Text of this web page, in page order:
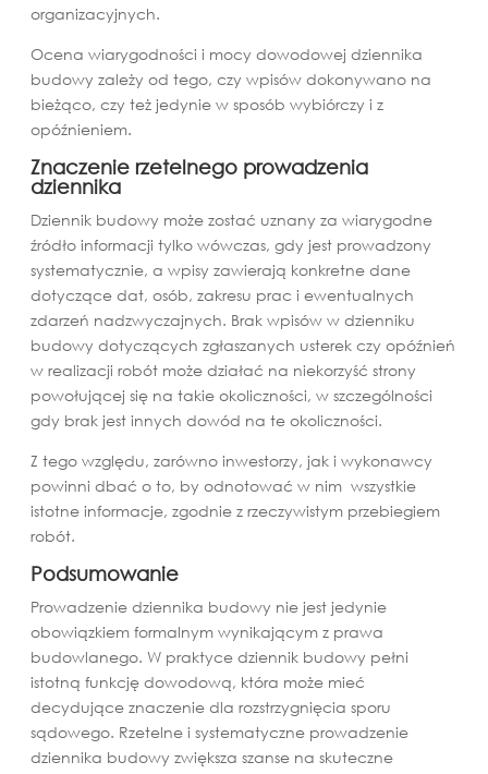
organizacyjnych.
Ocena wiarygodności i mocy dowodowej dziennika
budowy zależy od tego, czy wpisów dokonywano na
bieżąco, czy też jedynie w sposób wybiórczy i z
opóźnieniem.
Znaczenie rzetelnego prowadzenia
dziennika
Dziennik budowy może zostać uznany za wiarygodne
źródło informacji tylko wówczas, gdy jest prowadzony
systematycznie, a wpisy zawierają konkretne dane
dotyczące dat, osób, zakresu prac i ewentualnych
zdarzeń nadzwyczajnych. Brak wpisów w dzienniku
budowy dotyczących zgłaszanych usterek czy opóźnień
w realizacji robót może działać na niekorzyść strony
powołującej się na takie okoliczności, w szczególności
gdy brak jest innych dowód na te okoliczności.
Z tego względu, zarówno inwestorzy, jak i wykonawcy
powinni dbać o to, by odnotować w nim wszystkie
istotne informacje, zgodnie z rzeczywistym przebiegiem
robót.
Podsumowanie
Prowadzenie dziennika budowy nie jest jedynie
obowiązkiem formalnym wynikającym z prawa
budowlanego. W praktyce dziennik budowy pełni
istotną funkcję dowodową, która może mieć
decydujące znaczenie dla rozstrzygnięcia sporu
sądowego. Rzetelne i systematyczne prowadzenie
dziennika budowy zwiększa szanse na skuteczne